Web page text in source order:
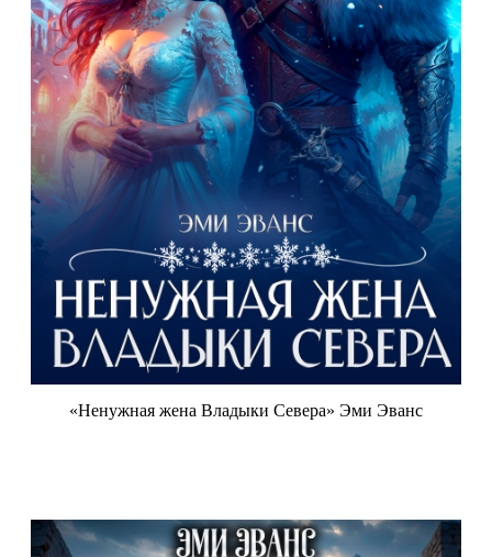
«Ненужная жена Владыки Севера» Эми Эванс